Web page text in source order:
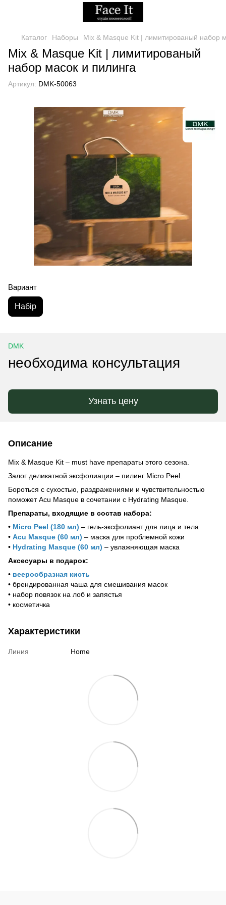
Каталог Наборы Mix & Masque Kit | лимитированый набор
Mix & Masque Kit | лимитированый
набор масок и пилинга
Артикул: DMK-50063
Вариант
Набір
DMK
необходима консультация
Узнать цену
Описание
Mix & Masque Kit – must have препараты этого сезона.
Залог деликатной эксфолиации – пилинг Micro Peel.
Бороться с сухостью, раздражениями и чувствительностью
поможет Acu Masque в сочетании с Hydrating Masque.
Препараты, входящие в состав набора:
• Micro Peel (180 мл) – гель-эксфолиант для лица и тела
• Acu Masque (60 мл) – маска для проблемной кожи
• Hydrating Masque (60 мл) – увлажняющая маска
Аксесуары в подарок:
• веерообразная кисть
• брендированная чаша для смешивания масок
• набор повязок на лоб и запястья
• косметичка
Характеристики
Линия Home